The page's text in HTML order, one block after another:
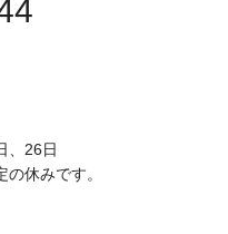
、26日
休みです。